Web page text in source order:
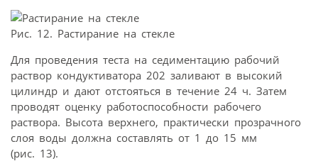
Рис. 12. Растирание на стекле
Для проведения теста на седиментацию рабочий
раствор кондуктиватора 202 заливают в высокий
цилиндр и дают отстояться в течение 24 ч. Затем
проводят оценку работоспособности рабочего
раствора. Высота верхнего, практически прозрачного
слоя воды должна составлять от 1 до 15 мм
(рис. 13).